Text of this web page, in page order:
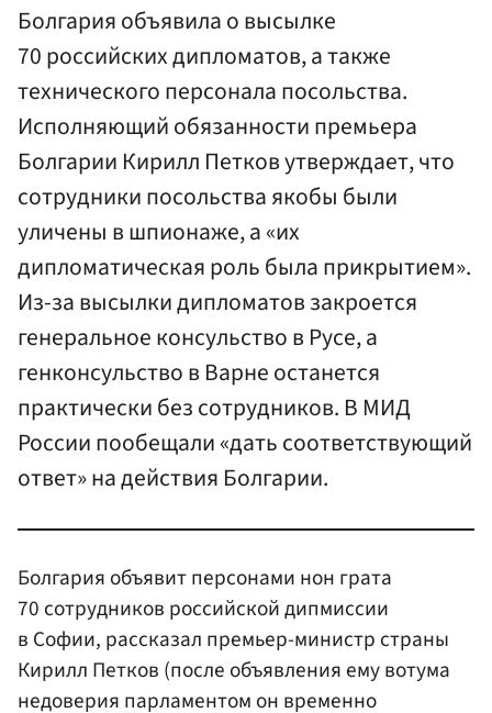
Болгария объявила о высылке
70 российских дипломатов, а также
технического персонала посольства.
Исполняющий обязанности премьера
Болгарии Кирилл Петков утверждает, что
сотрудники посольства якобы были
уличены в шпионаже, а «их
дипломатическая роль была прикрытием».
Из-за высылки дипломатов закроется
генеральное консульство в Русе, а
генконсульство в Варне останется
практически без сотрудников. В МИД
России пообещали «дать соответствующий
ответ» на действия Болгарии.
Болгария объявит персонами нон грата
70 сотрудников российской дипмиссии
в Софии, рассказал премьер-министр страны
Кирилл Петков (после объявления ему вотума
недоверия парламентом он временно